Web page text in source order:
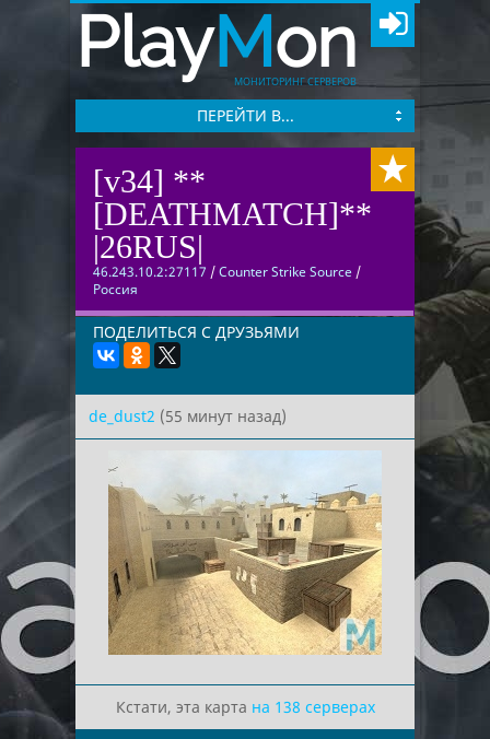
PlayMon
МОНИТОРИНГ СЕРВЕРОВ
ПЕРЕЙТИ В...
[v34] **
[DEATHMATCH]**
|26RUS|
46.243.10.2:27117 /Counter Strike Source /
Россия
ПОДЕЛИТЬСЯ С ДРУЗЬЯМИ
de_dust2 (55 минут назад)
Кстати, эта карта на 138 серверах